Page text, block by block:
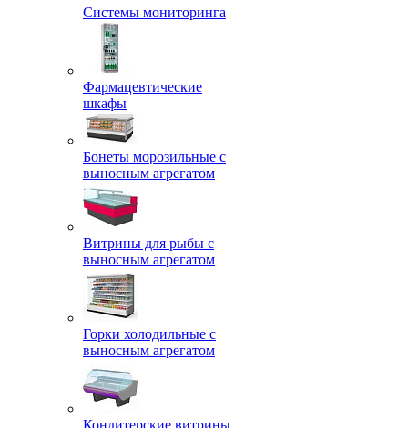
Системы мониторинга
Фармацевтические
шкафы
Бонеты морозильные с
выносным агрегатом
Витрины для рыбы с
выносным агрегатом
Горки холодильные с
выносным агрегатом
Кондитерские витрины